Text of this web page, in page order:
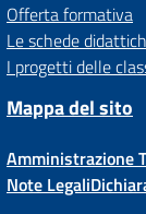
Offerta formativa
Le schede
I progetti delle
Mappa del sito
Amministrazione
Note Legali